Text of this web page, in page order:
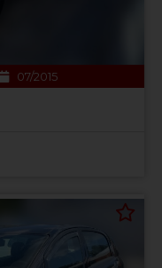
07/2015